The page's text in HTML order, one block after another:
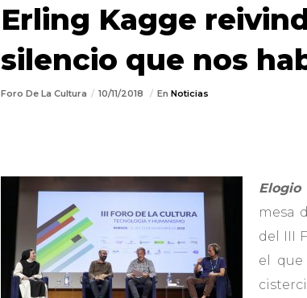
Erling Kagge
silencio que nos
Foro De La Cultura 10/11/2018 En Noticias
mesa
del III
el